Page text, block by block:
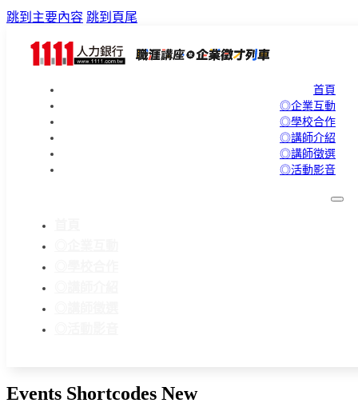
跳到主要內容 跳到頁尾
首頁
◎企業互動
◎學校合作
◎講師介紹
◎講師徵選
◎活動影音
Events Shortcodes New